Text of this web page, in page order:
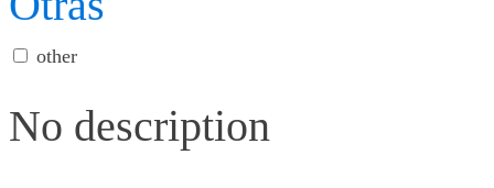
other
No description